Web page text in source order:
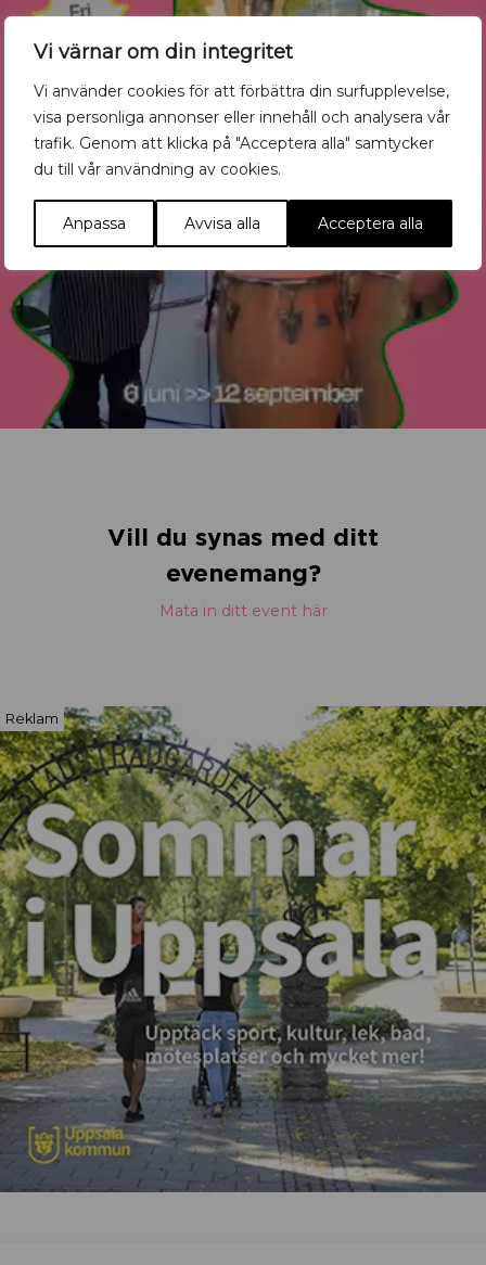
Vi värnar om din integritet
Vi använder cookies för att förbättra din surfupplevelse,
visa personliga annonser eller innehåll och analysera vår
trafik. Genom att klicka på "Acceptera alla" samtycker
du till vår användning av cookies.
Anpassa Avvisa alla Acceptera alla
Vill du synas med ditt
evenemang?
Mata in ditt event här
Reklam